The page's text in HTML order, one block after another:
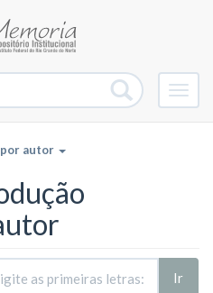
autor
Ir